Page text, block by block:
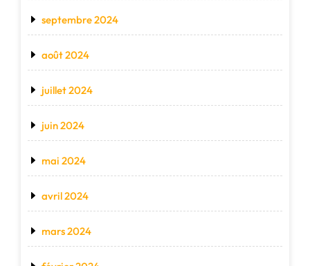
septembre 2024
août 2024
juillet 2024
juin 2024
mai 2024
avril 2024
mars 2024